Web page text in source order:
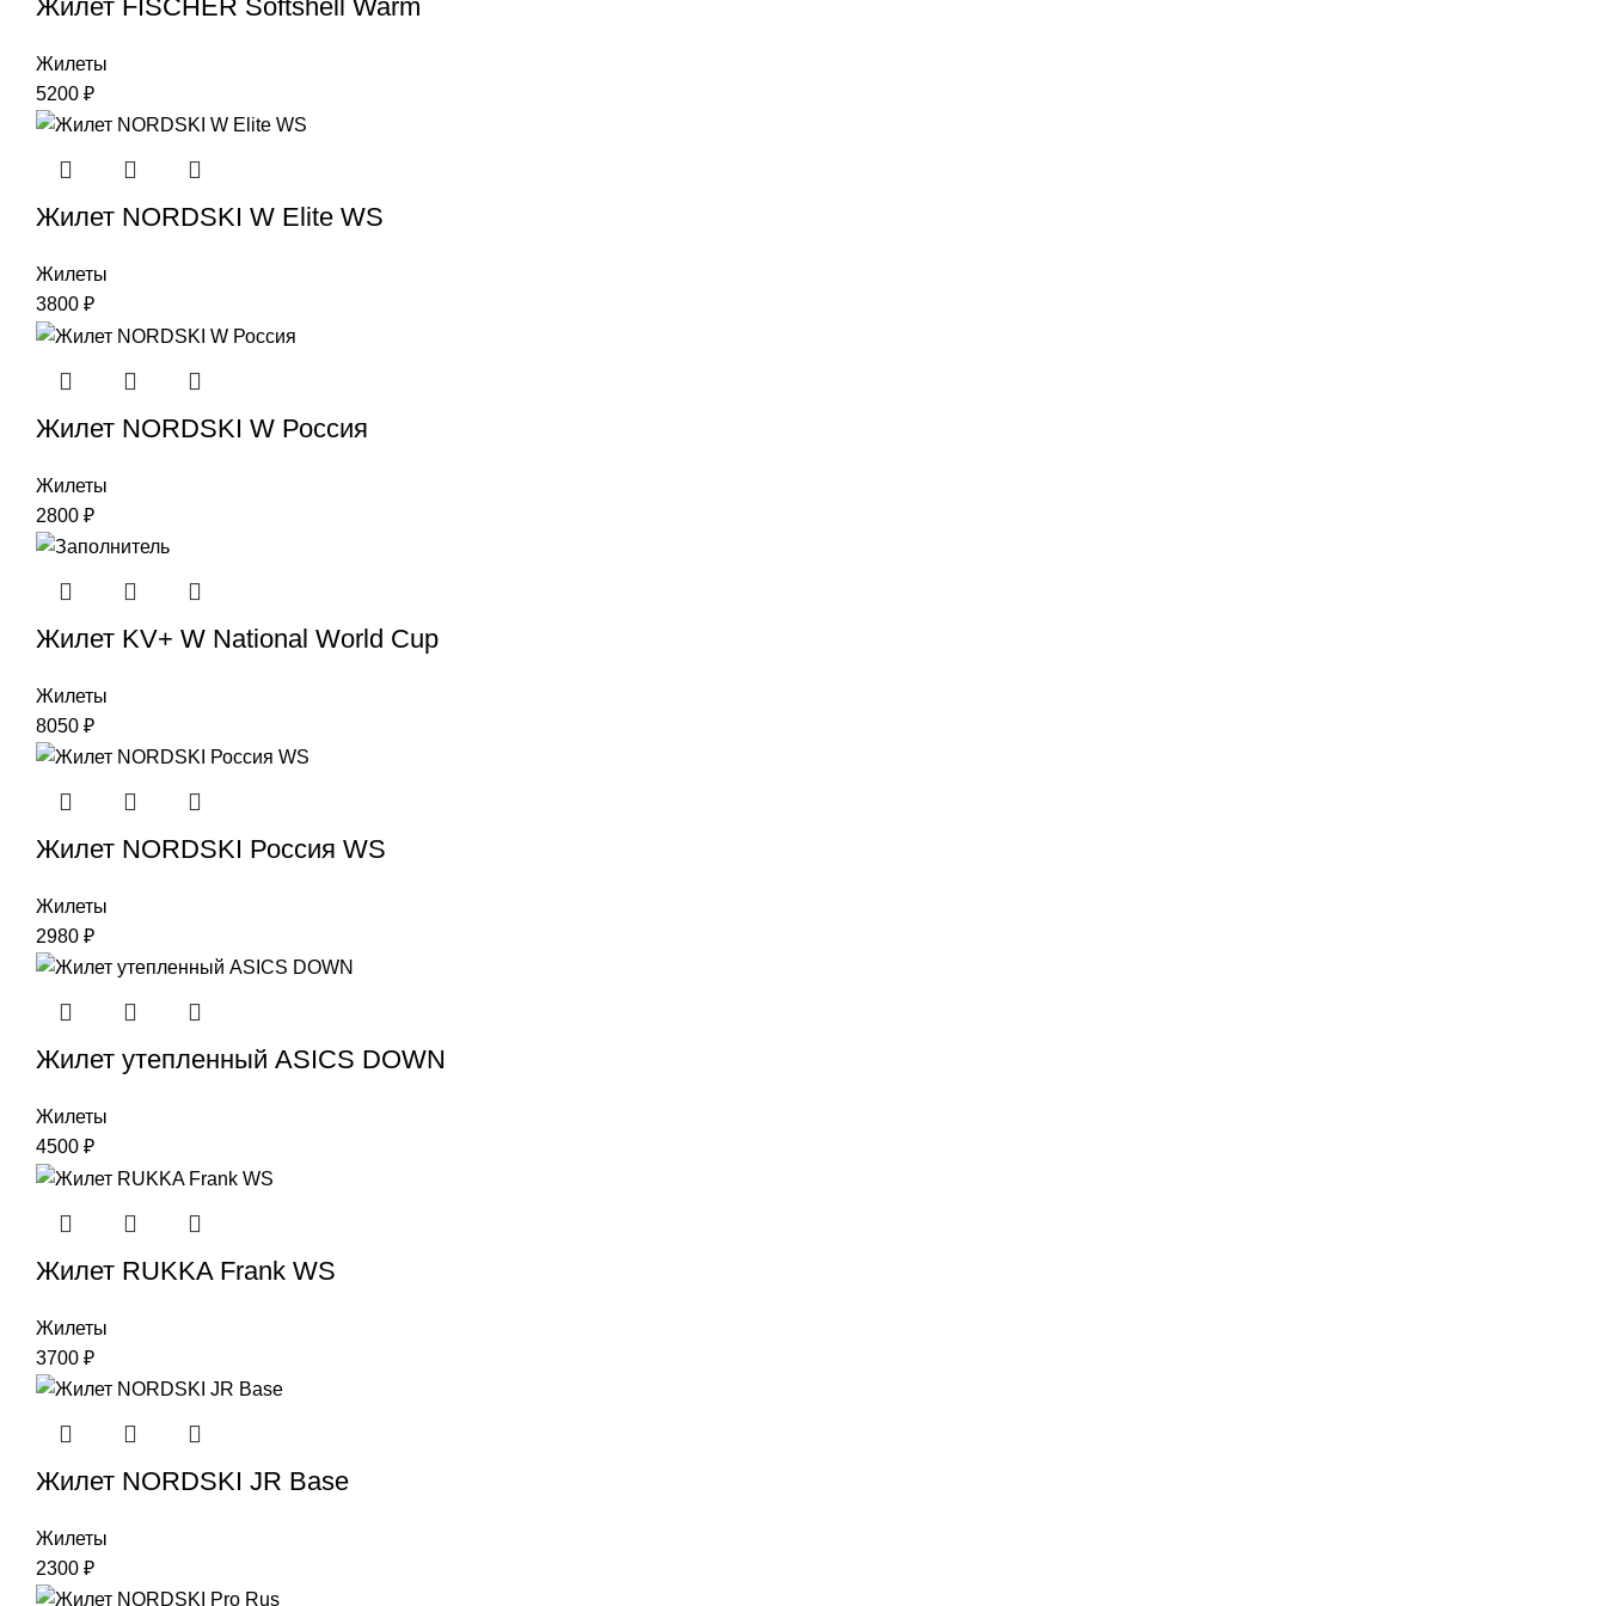
Жилет FISCHER Softshell Warm
Жилеты
5200 ₽
Жилет NORDSKI W Elite WS
Жилеты
3800 ₽
Жилет NORDSKI W Россия
Жилеты
2800 ₽
Жилет KV+ W National World Cup
Жилеты
8050 ₽
Жилет NORDSKI Россия WS
Жилеты
2980 ₽
Жилет утепленный ASICS DOWN
Жилеты
4500 ₽
Жилет RUKKA Frank WS
Жилеты
3700 ₽
Жилет NORDSKI JR Base
Жилеты
2300 ₽